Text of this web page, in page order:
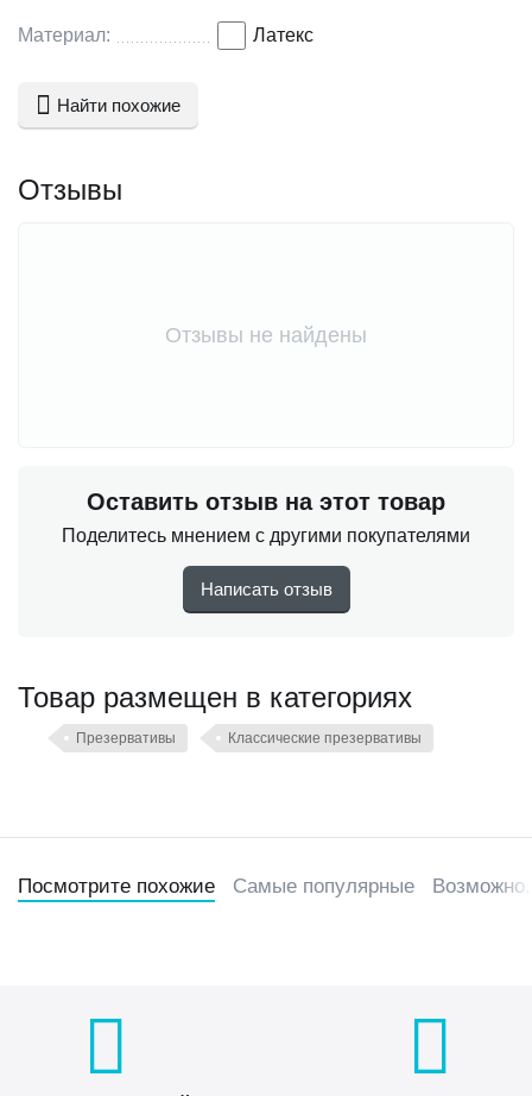
Материал: Латекс
Найти похожие
Отзывы
Отзывы не найдены
Оставить отзыв на этот товар
Поделитесь мнением с другими покупателями
Написать отзыв
Товар размещен в категориях
Презервативы Классические презервативы
Посмотрите похожие Самые популярные Возможно,